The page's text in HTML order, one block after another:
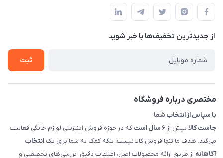
سمت چپ (فروشگاه صوتی عباسی) - "تحویل حضوری فقط با
هماهنگی"
حساب کاربری
تماس با ما
راهنما
پرسش های شما
شرایط و ضوابط گارانتی
روش های بازگرداندن کالا
از جدید‌ترین تخفیف‌ها با‌ خبر شوید
ثبت
مختصری درباره فروشگاه
با سپاس از انتخاب شما
جاست کالا بیش از ۶ سال است
که در حوزه فروش اینترنتی لوازم خانگی فعالیت
می‌کند. هدف ما تنها فروش کالا نیست؛ بلکه کمک به شما برای یک انتخاب
آگاهانه از طریق ارائه محصولات اصل، اطلاعات دقیق، بررسی‌های تخصصی و